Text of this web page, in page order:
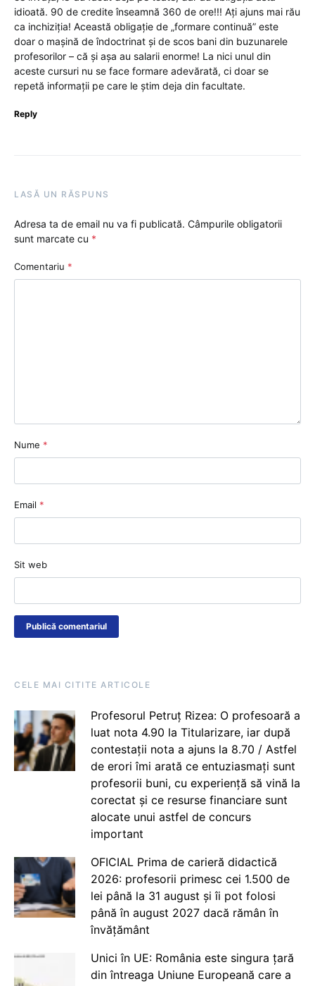
idioată. 90 de credite înseamnă 360 de ore!!! Ați ajuns mai rău
ca inchiziția! Această obligație de „formare continuă” este
doar o mașină de îndoctrinat și de scos bani din buzunarele
profesorilor – că și așa au salarii enorme! La nici unul din
aceste cursuri nu se face formare adevărată, ci doar se
repetă informații pe care le știm deja din facultate.
Reply
LASĂ UN RĂSPUNS
Adresa ta de email nu va fi publicată. Câmpurile obligatorii
sunt marcate cu *
Comentariu *
Nume *
Email *
Sit web
CELE MAI CITITE ARTICOLE
Profesorul Petruț Rizea: O profesoară a
luat nota 4.90 la Titularizare, iar după
contestații nota a ajuns la 8.70 / Astfel
de erori îmi arată ce entuziasmați sunt
profesorii buni, cu experiență să vină la
corectat și ce resurse financiare sunt
alocate unui astfel de concurs
important
OFICIAL Prima de carieră didactică
2026: profesorii primesc cei 1.500 de
lei până la 31 august și îi pot folosi
până în august 2027 dacă rămân în
învățământ
Unici în UE: România este singura țară
din întreaga Uniune Europeană care a